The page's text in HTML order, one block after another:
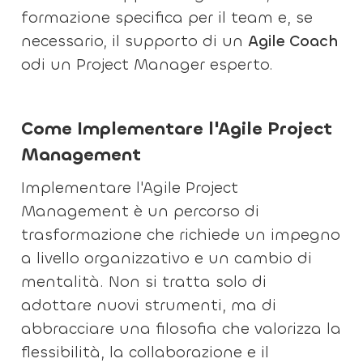
formazione specifica per il team e, se
necessario, il supporto di unAgile Coach
odi un Project Manager esperto.
Come Implementare l'Agile Project
Management
Implementare l'Agile Project
Management è un percorso di
trasformazione che richiede un impegno
a livello organizzativo e un cambio di
mentalità. Non si tratta solo di
adottare nuovi strumenti, ma di
abbracciare una filosofia che valorizza la
flessibilità, la collaborazione e il